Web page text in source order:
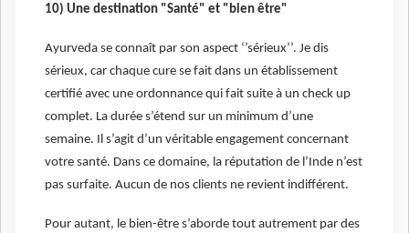
10) Une destination "Santé" et "bien être"
Ayurveda se connaît par son aspect ‘’sérieux’’. Je dis
sérieux, car chaque cure se fait dans un établissement
certifié avec une ordonnance qui fait suite à un check up
complet. La durée s’étend sur un minimum d’une
semaine. Il s’agit d’un véritable engagement concernant
votre santé. Dans ce domaine, la réputation de l’Inde n’est
pas surfaite. Aucun de nos clients ne revient indifférent.
Pour autant, le bien-être s’aborde tout autrement par des